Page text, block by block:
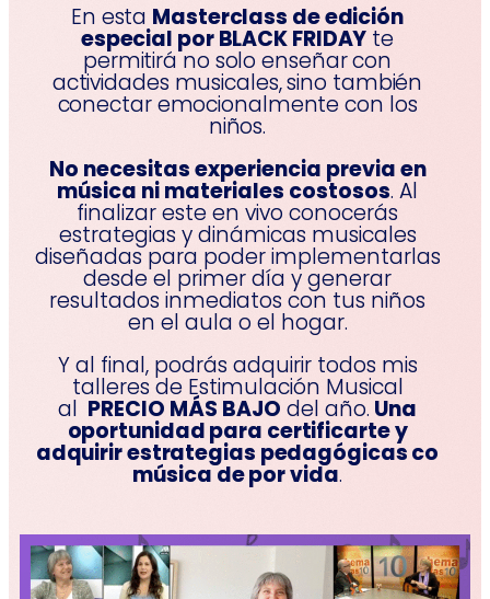
En esta Masterclass de edición
especial por BLACK FRIDAY te
permitirá no solo enseñar con
actividades musicales, sino también
conectar emocionalmente con los
niños.
No necesitas experiencia previa en
música ni materiales costosos. Al
finalizar este en vivo conocerás
estrategias y dinámicas musicales
diseñadas para poder implementarlas
desde el primer día y generar
resultados inmediatos con tus niños
en el aula o el hogar.
Y al final, podrás adquirir todos mis
talleres de Estimulación Musical
al PRECIO MÁS BAJO del año. Una
oportunidad para certificarte y
adquirir estrategias pedagógicas co
música de por vida.